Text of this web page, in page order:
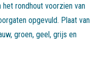
het rondhout voorzien van
opgevuld. Plaat van
groen, geel, grijs en